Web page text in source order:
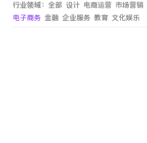
行业领域： 全部 设计 电商运营 市场营销
电子商务 金融 企业服务 教育 文化娱乐